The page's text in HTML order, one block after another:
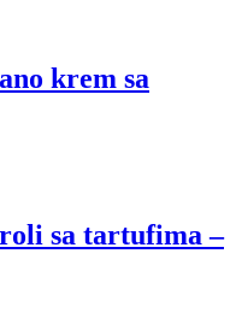
krem sa
sa tartufima –